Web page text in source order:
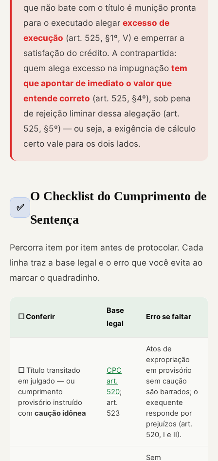
que não bate com o título é munição pronta
para o executado alegar excesso de
execução (art. 525, §1º, V) e emperrar a
satisfação do crédito. A contrapartida:
quem alega excesso na impugnação tem
que apontar de imediato o valor que
entende correto (art. 525, §4º), sob pena
de rejeição liminar dessa alegação (art.
525, §5º) — ou seja, a exigência de cálculo
certo vale para os dois lados.
✅
O Checklist do Cumprimento de
Sentença
Percorra item por item antes de protocolar. Cada
linha traz a base legal e o erro que você evita ao
marcar o quadradinho.
☐ Conferir
Base
legal
Erro se faltar
☐ Título transitado
em julgado — ou
cumprimento
provisório instruído
com caução idônea
CPC
art.
520;
art.
523
Atos de
expropriação
em provisório
sem caução
são barrados; o
exequente
responde por
prejuízos (art.
520, I e II).
Sem